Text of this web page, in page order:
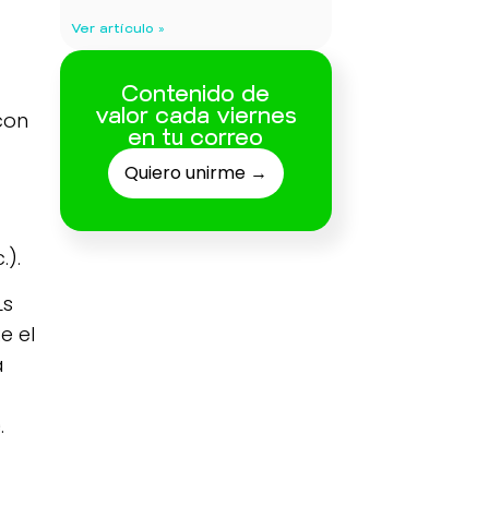
el
Ver artículo »
Contenido de
valor cada viernes
en tu correo
Quiero unirme →